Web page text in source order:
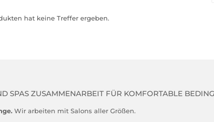
hat keine Treffer ergeben.
SPAS ZUSAMMENARBEIT FÜR KOMFORTABLE
Wir arbeiten mit Salons aller Größen.